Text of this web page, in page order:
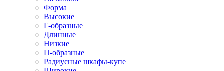
Форма
Высокие
Г-образные
Длинные
Низкие
П-образные
Радиусные шкафы-купе